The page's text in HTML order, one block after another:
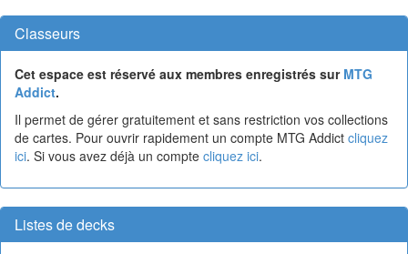
Classeurs
Cet espace est réservé aux membres enregistrés sur MTG
Addict.
Il permet de gérer gratuitement et sans restriction vos collections
de cartes. Pour ouvrir rapidement un compte MTG Addict cliquez
ici. Si vous avez déjà un compte cliquez ici.
Listes de decks